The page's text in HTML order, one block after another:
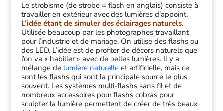
Le strobisme (de strobe = flash en anglais) consiste à
travailler en extérieur avec des lumières d’appoint.
L’idée étant de simuler des éclairages naturels.
Utilisée beaucoup par les photographes travaillant
pour l’industrie et de mariage. On utilise des flashs ou
des LED. L’idée est de profiter de décors naturels que
l’on va « habiller » avec de belles lumières. Il y a
mélange de lumière naturelleet artificielle, mais ce
sont les flashs qui sont la principale source le plus
souvent. Les systèmes multi-flashs sans fil et de
nombreux accessoires pour flashs cobras pour
sculpter la lumière permettent de créer de très beaux